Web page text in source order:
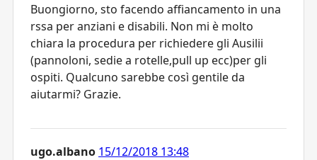
Buongiorno, sto facendo affiancamento in una
rssa per anziani e disabili. Non mi è molto
chiara la procedura per richiedere gli Ausilii
(pannoloni, sedie a rotelle,pull up ecc)per gli
ospiti. Qualcuno sarebbe così gentile da
aiutarmi? Grazie.
ugo.albano 15/12/2018 13:48